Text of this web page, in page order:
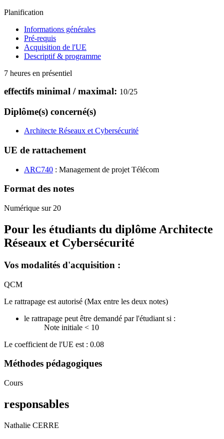
Planification
Informations générales
Pré-requis
Acquisition de l'UE
Descriptif & programme
7 heures en présentiel
effectifs minimal / maximal: 10/25
Diplôme(s) concerné(s)
Architecte Réseaux et Cybersécurité
UE de rattachement
ARC740 : Management de projet Télécom
Format des notes
Numérique sur 20
Pour les étudiants du diplôme Architecte
Réseaux et Cybersécurité
Vos modalités d'acquisition :
QCM
Le rattrapage est autorisé (Max entre les deux notes)
le rattrapage peut être demandé par l'étudiant si :
Note initiale < 10
Le coefficient de l'UE est : 0.08
Méthodes pédagogiques
Cours
responsables
Nathalie CERRE